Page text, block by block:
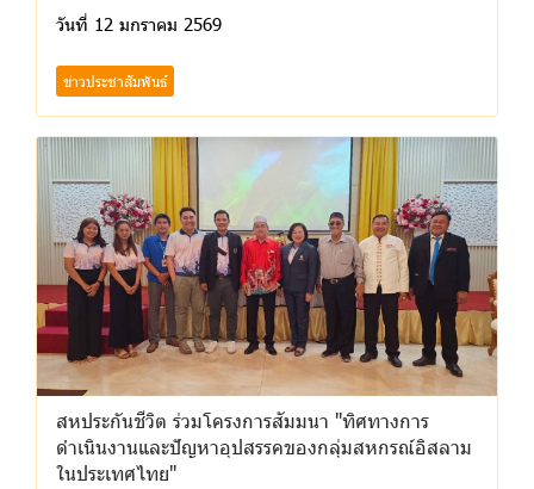
วันที่ 12 มกราคม 2569
ข่าวประชาสัมพันธ์
สหประกันชีวิต ร่วมโครงการสัมมนา "ทิศทางการ
ดำเนินงานและปัญหาอุปสรรคของกลุ่มสหกรณ์อิสลาม
ในประเทศไทย"